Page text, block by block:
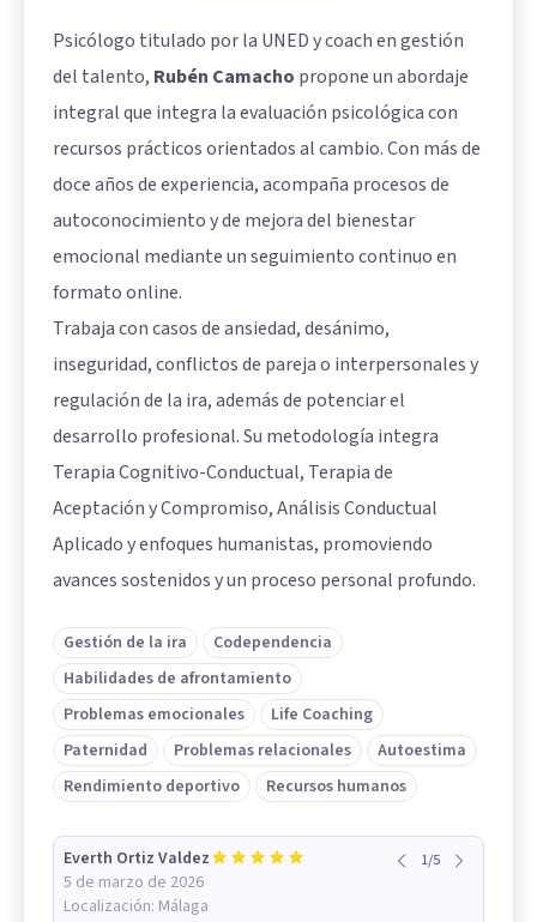
Psicólogo titulado por la UNED y coach en gestión
del talento, Rubén Camacho propone un abordaje
integral que integra la evaluación psicológica con
recursos prácticos orientados al cambio. Con más de
doce años de experiencia, acompaña procesos de
autoconocimiento y de mejora del bienestar
emocional mediante un seguimiento continuo en
formato online.
Trabaja con casos de ansiedad, desánimo,
inseguridad, conflictos de pareja o interpersonales y
regulación de la ira, además de potenciar el
desarrollo profesional. Su metodología integra
Terapia Cognitivo-Conductual, Terapia de
Aceptación y Compromiso, Análisis Conductual
Aplicado y enfoques humanistas, promoviendo
avances sostenidos y un proceso personal profundo.
Gestión de la ira
Codependencia
Habilidades de afrontamiento
Problemas emocionales
Life Coaching
Paternidad
Problemas relacionales
Autoestima
Rendimiento deportivo
Recursos humanos
Everth Ortiz Valdez
5 de marzo de 2026
Localización: Málaga
1/5